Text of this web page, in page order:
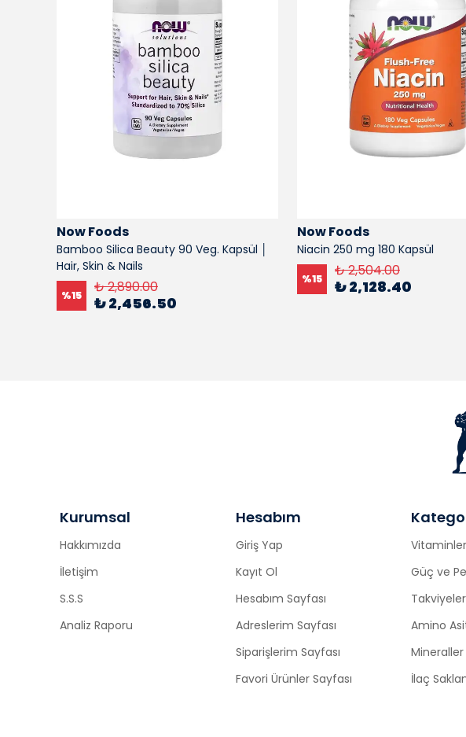
Now Foods
Bamboo Silica Beauty 90 Veg. Kapsül │
Hair, Skin & Nails
%15 ₺ 2,890.00
₺ 2,456.50
Now Foods
Niacin 250 mg 180 Kapsül
%15 ₺ 2,504.00
₺ 2,128.40
Kurumsal
Hakkımızda
İletişim
S.S.S
Analiz Raporu
Hesabım
Giriş Yap
Kayıt Ol
Hesabım Sayfası
Adreslerim Sayfası
Siparişlerim Sayfası
Favori Ürünler Sayfası
Güç ve
Takviyeler
Amino
Mineraller
İlaç